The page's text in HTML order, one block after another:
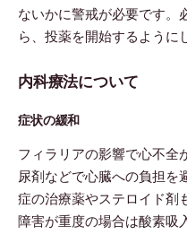
ないかに警戒が必要です。
ら、投薬を開始するように
内科療法について
症状の緩和
フィラリアの影響で心不全
尿剤などで心臓への負担を
症の治療薬やステロイド剤
障害が重度の場合は酸素吸